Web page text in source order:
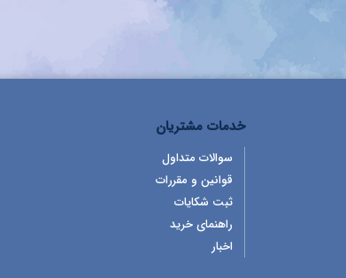
خدمات مشتریان
سوالات متداول
قوانین و مقررات
ثبت شکایات
راهنمای خرید
اخبار